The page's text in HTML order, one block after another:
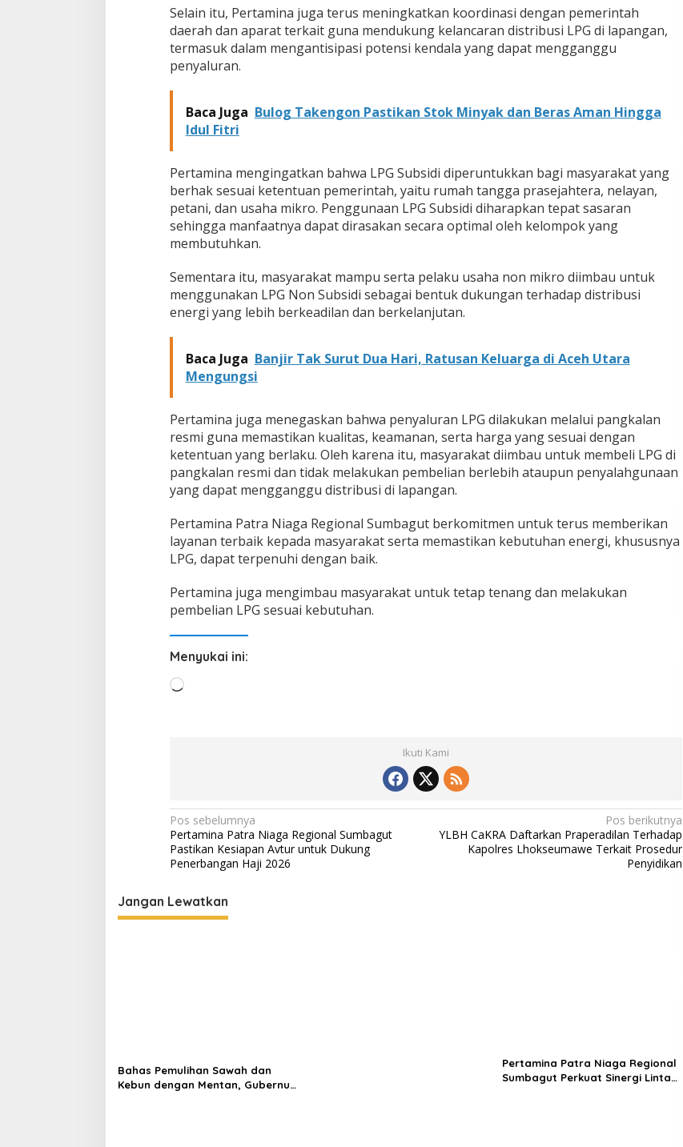
g
t
P
a
i
k
a
K
e
s
i
a
p
L
a
y
a
n
d
n
D
i
s
t
i
u
s
i
L
P
G
B
j
l
Selain itu, Pertamina juga terus meningkatkan koordinasi dengan pemerintah
daerah dan aparat terkait guna mendukung kelancaran distribusi LPG di lapangan,
termasuk dalam mengantisipasi potensi kendala yang dapat mengganggu
penyaluran.
Baca Juga Bulog Takengon Pastikan Stok Minyak dan Beras Aman Hingga
Idul Fitri
Pertamina mengingatkan bahwa LPG Subsidi diperuntukkan bagi masyarakat yang
berhak sesuai ketentuan pemerintah, yaitu rumah tangga prasejahtera, nelayan,
petani, dan usaha mikro. Penggunaan LPG Subsidi diharapkan tepat sasaran
sehingga manfaatnya dapat dirasakan secara optimal oleh kelompok yang
membutuhkan.
Sementara itu, masyarakat mampu serta pelaku usaha non mikro diimbau untuk
menggunakan LPG Non Subsidi sebagai bentuk dukungan terhadap distribusi
energi yang lebih berkeadilan dan berkelanjutan.
Baca Juga Banjir Tak Surut Dua Hari, Ratusan Keluarga di Aceh Utara
Mengungsi
Pertamina juga menegaskan bahwa penyaluran LPG dilakukan melalui pangkalan
resmi guna memastikan kualitas, keamanan, serta harga yang sesuai dengan
ketentuan yang berlaku. Oleh karena itu, masyarakat diimbau untuk membeli LPG di
pangkalan resmi dan tidak melakukan pembelian berlebih ataupun penyalahgunaan
yang dapat mengganggu distribusi di lapangan.
Pertamina Patra Niaga Regional Sumbagut berkomitmen untuk terus memberikan
layanan terbaik kepada masyarakat serta memastikan kebutuhan energi, khususnya
LPG, dapat terpenuhi dengan baik.
Pertamina juga mengimbau masyarakat untuk tetap tenang dan melakukan
pembelian LPG sesuai kebutuhan.
Menyukai ini:
M
.
.
Ikuti Kami
N
a
v
i
g
Pos sebelumnya
Pertamina Patra Niaga Regional Sumbagut
Pastikan Kesiapan Avtur untuk Dukung
Penerbangan Haji 2026
Pos berikutnya
YLBH CaKRA Daftarkan Praperadilan Terhadap
Kapolres Lhokseumawe Terkait Prosedur
Penyidikan
Jangan Lewatkan
Bahas Pemulihan Sawah dan
Kebun dengan Mentan, Gubernur
Pertamina Patra Niaga Regional
Sumbagut Perkuat Sinergi Lintas